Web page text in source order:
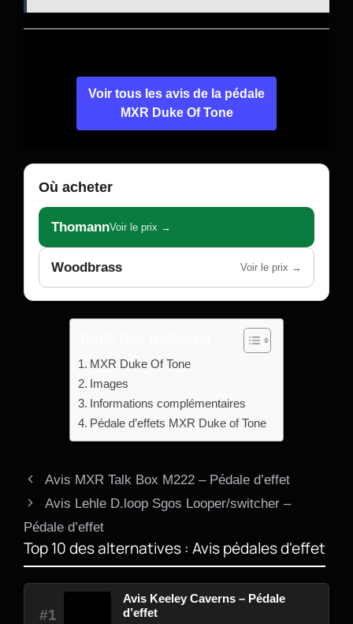
Voir tous les avis de la pédale
MXR Duke Of Tone
Où acheter
ThomannVoir le prix →
Woodbrass Voir le prix →
MXR Duke Of Tone
Images
Informations complémentaires
Pédale d’effets MXR Duke of Tone
Avis MXR Talk Box M222 – Pédale d’effet
Avis Lehle D.loop Sgos Looper/switcher –
Pédale d’effet
Top 10 des alternatives : Avis pédales d'effet
#1
Avis Keeley Caverns – Pédale
d’effet